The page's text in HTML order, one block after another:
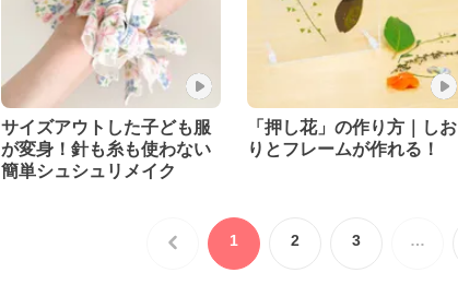
サイズアウトした子ども服
が変身！針も糸も使わない
簡単シュシュリメイク
「押し花」の作り方｜しお
りとフレームが作れる！
1 2 3 …